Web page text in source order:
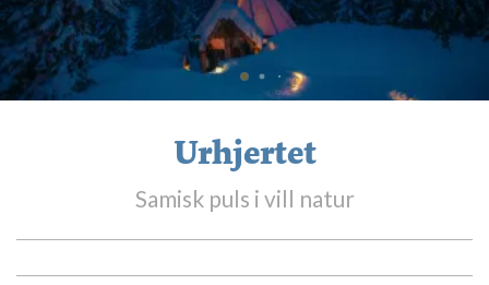
Urhjertet
Samisk puls i vill natur